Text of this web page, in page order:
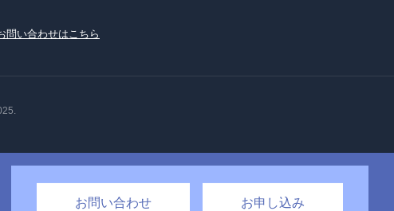
問い合わせはこちら
お問い合わせ お申し込み